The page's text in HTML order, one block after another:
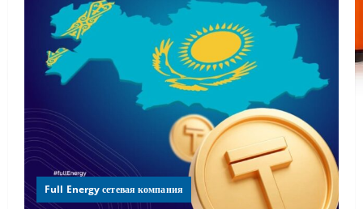
Full Energy сетевая компания